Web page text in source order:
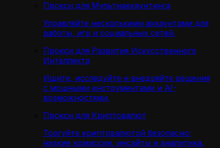
Прокси для Мультиаккаунтинга
Управляйте несколькими аккаунтами для
работы, игр и социальных сетей.
Прокси для Развития Искусственного
Интеллекта
Ищите, исследуйте и внедряйте решения
с мощными инструментами и AI-
возможностями.
Прокси для Криптовалют
Торгуйте криптовалютой безопасно:
низкие комиссии, инсайты и аналитика.